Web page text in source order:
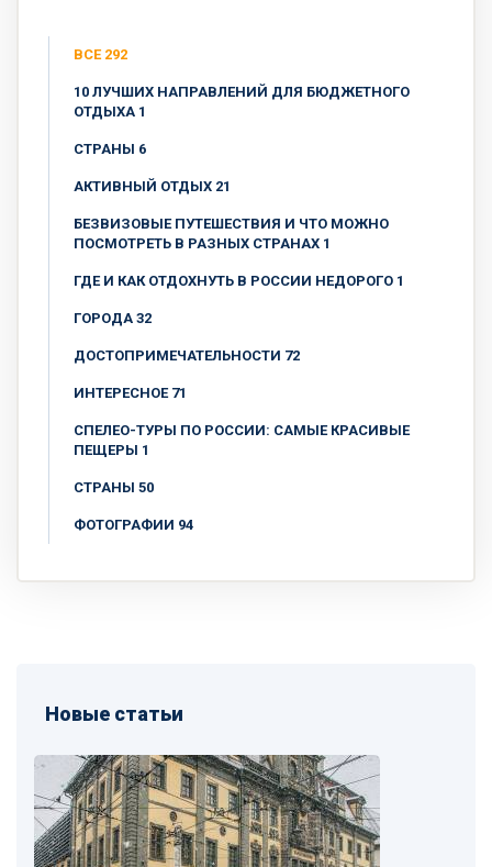
ВСЕ 292
10 ЛУЧШИХ НАПРАВЛЕНИЙ ДЛЯ БЮДЖЕТНОГО
ОТДЫХА 1
CТРАНЫ 6
АКТИВНЫЙ ОТДЫХ 21
БЕЗВИЗОВЫЕ ПУТЕШЕСТВИЯ И ЧТО МОЖНО
ПОСМОТРЕТЬ В РАЗНЫХ СТРАНАХ 1
ГДЕ И КАК ОТДОХНУТЬ В РОССИИ НЕДОРОГО 1
ГОРОДА 32
ДОСТОПРИМЕЧАТЕЛЬНОСТИ 72
ИНТЕРЕСНОЕ 71
СПЕЛЕО-ТУРЫ ПО РОССИИ: САМЫЕ КРАСИВЫЕ
ПЕЩЕРЫ 1
СТРАНЫ 50
ФОТОГРАФИИ 94
Новые статьи